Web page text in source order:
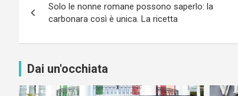
articoli
Solo le nonne romane possono saperlo: la
carbonara così è unica. La ricetta
Dai un'occhiata